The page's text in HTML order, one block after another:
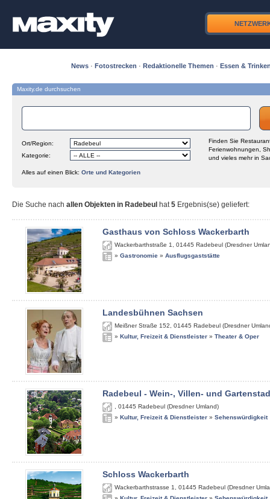
News · Fotostrecken · Redaktionelle Themen · Essen &
Maxity.de durchsuchen
Ort/Region:
Kategorie:
Finden Sie
Ferienwohnungen,
und vieles mehr in
Alles auf einen Blick: Orte und Kategorien
Die Suche nach allen Objekten in Radebeul hat5 Ergebnis(se) geliefert:
Gasthaus von Schloss Wackerbarth
Wackerbarthstraße 1 01445 Radebeul (Dresdner
» Gastronomie » Ausflugsgaststätte
Landesbühnen Sachsen
Meißner Straße 152 01445 Radebeul (Dresdner
» Kultur, Freizeit & Dienstleister » Theater & Oper
Radebeul - Wein-, Villen- und
01445 Radebeul (Dresdner Umland)
» Kultur, Freizeit & Dienstleister » Sehenswürdigkeit
Schloss Wackerbarth
Wackerbarthstrasse 1 01445 Radebeul (Dresdner